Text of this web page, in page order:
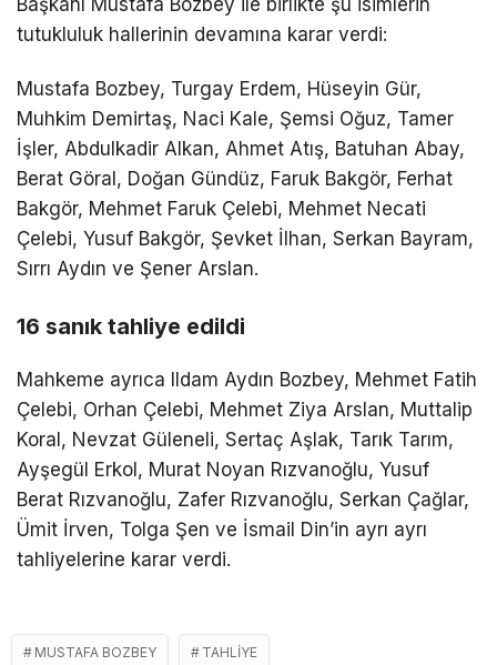
Başkanı Mustafa Bozbey ile birlikte şu isimlerin
tutukluluk hallerinin devamına karar verdi:
Mustafa Bozbey, Turgay Erdem, Hüseyin Gür,
Muhkim Demirtaş, Naci Kale, Şemsi Oğuz, Tamer
İşler, Abdulkadir Alkan, Ahmet Atış, Batuhan Abay,
Berat Göral, Doğan Gündüz, Faruk Bakgör, Ferhat
Bakgör, Mehmet Faruk Çelebi, Mehmet Necati
Çelebi, Yusuf Bakgör, Şevket İlhan, Serkan Bayram,
Sırrı Aydın ve Şener Arslan.
16 sanık tahliye edildi
Mahkeme ayrıca Ildam Aydın Bozbey, Mehmet Fatih
Çelebi, Orhan Çelebi, Mehmet Ziya Arslan, Muttalip
Koral, Nevzat Güleneli, Sertaç Aşlak, Tarık Tarım,
Ayşegül Erkol, Murat Noyan Rızvanoğlu, Yusuf
Berat Rızvanoğlu, Zafer Rızvanoğlu, Serkan Çağlar,
Ümit İrven, Tolga Şen ve İsmail Din’in ayrı ayrı
tahliyelerine karar verdi.
MUSTAFA BOZBEY TAHLIYE